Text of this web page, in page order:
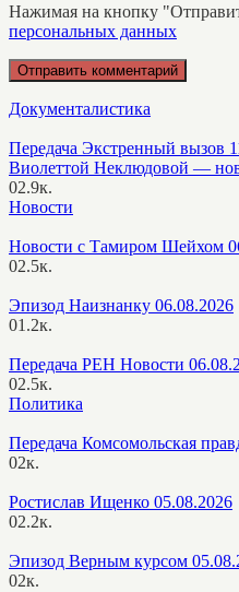
Нажимая на кнопку
персональных данных
Документалистика
Передача Экстренный вызов
Виолеттой Неклюдовой —
02.9к.
Новости
Новости с Тамиром Шейхом
02.5к.
Эпизод Наизнанку 06.08.2026
01.2к.
Передача РЕН Новости
02.5к.
Политика
Передача Комсомольская
02к.
Ростислав Ищенко 05.08.2026
02.2к.
Эпизод Верным курсом
02к.